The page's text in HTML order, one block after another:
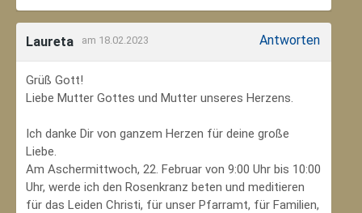
Laureta am 18.02.2023 Antworten
Grüß Gott!
Liebe Mutter Gottes und Mutter unseres Herzens.
Ich danke Dir von ganzem Herzen für deine große
Liebe.
Am Aschermittwoch, 22. Februar von 9:00 Uhr bis 10:00
Uhr, werde ich den Rosenkranz beten und meditieren
für das Leiden Christi, für unser Pfarramt, für Familien,